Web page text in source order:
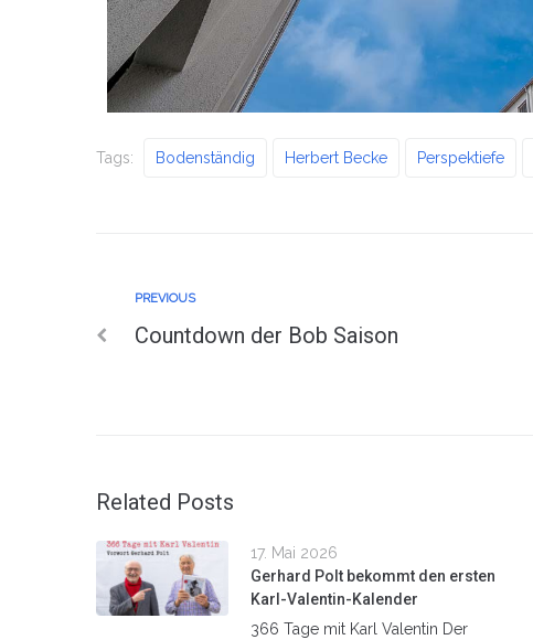
Tags: Bodenständig Herbert Becke Perspektiefe
PREVIOUS
Countdown der Bob Saison
Related Posts
17. Mai 2026
Gerhard Polt bekommt den ersten
Karl-Valentin-Kalender
366 Tage mit Karl Valentin Der